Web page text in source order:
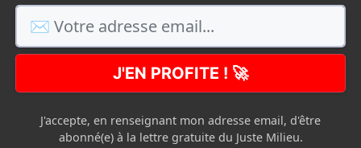
J'EN PROFITE ! 🚀
J'accepte, en renseignant mon adresse email, d'être
abonné(e) à la lettre gratuite du Juste Milieu.